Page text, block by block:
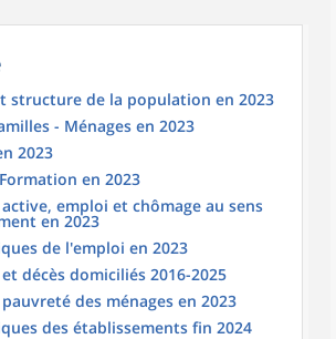
structure de la population en 2023
- Ménages en 2023
2023
en 2023
emploi et chômage au sens
en 2023
de l'emploi en 2023
décès domiciliés 2016-2025
des ménages en 2023
des établissements fin 2024